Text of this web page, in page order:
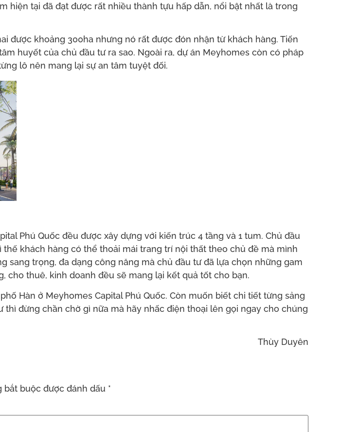
hiện tại đã đạt được rất nhiều thành tựu hấp dẫn, nổi bật nhất là trong
được khoảng 300ha nhưng nó rất được đón nhận từ khách hàng. Tiến
huyết của chủ đầu tư ra sao. Ngoài ra, dự án Meyhomes còn có pháp
lô nên mang lại sự an tâm tuyệt đối.
Phú Quốc đều được xây dựng với kiến trúc 4 tầng và 1 tum. Chủ đầu
khách hàng có thể thoải mái trang trí nội thất theo chủ đề mà mình
sang trọng, đa dạng công năng mà chủ đầu tư đã lựa chọn những gam
cho thuê, kinh doanh đều sẽ mang lại kết quả tốt cho bạn.
Hàn ở Meyhomes Capital Phú Quốc. Còn muốn biết chi tiết từng sảng
đừng chần chờ gì nữa mà hãy nhấc điện thoại lên gọi ngay cho chúng
Thùy Duyên
bắt buộc được đánh dấu *